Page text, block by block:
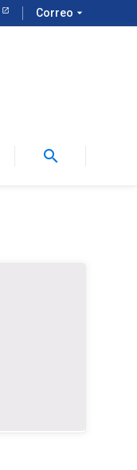
Correo arrow_drop_down
search